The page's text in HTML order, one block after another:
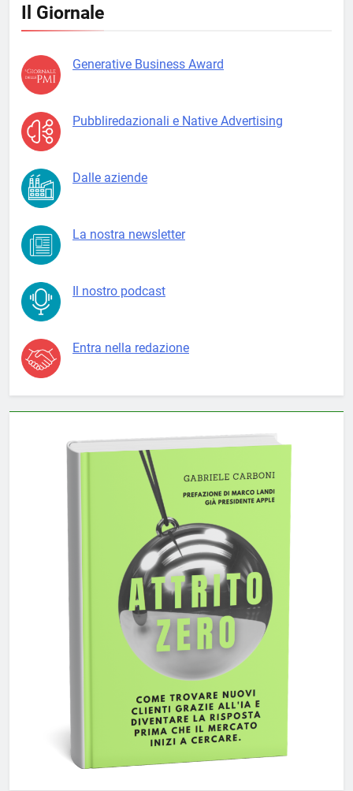
Il Giornale
Generative Business Award
Pubbliredazionali e Native Advertising
Dalle aziende
La nostra newsletter
Il nostro podcast
Entra nella redazione